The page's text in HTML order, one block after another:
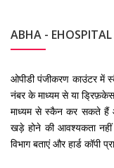
ABHA - EHOSPITAL
ओपीडी पंजीकरण काउंटर में
नंबर के माध्यम से या
माध्यम से स्कैन कर सकते हैं
खड़े होने की आवश्यकता
विभाग बताएं और हार्ड कॉपी